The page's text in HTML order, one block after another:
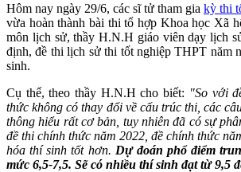
Hôm nay ngày 29/6, các sĩ tử tham gia kỳ thi
vừa hoàn thành bài thi tổ hợp Khoa học Xã
môn lịch sử, thầy H.N.H giáo viên dạy lịch
định, đề thi lịch sử thi tốt nghiệp THPT năm
sinh.
Cụ thể, theo thầy H.N.H cho biết: "So với
thức không có thay đổi về cấu trúc thi, các
thông hiểu rất cơ bản, tuy nhiên đã có sự
đề thi chính thức năm 2022, đề chính thức
hóa thí sinh tốt hơn. Dự đoán phổ điểm
mức 6,5-7,5. Sẽ có nhiều thí sinh đạt từ 9,5